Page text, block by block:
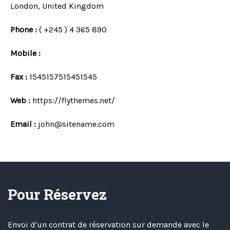
London, United Kingdom
Phone : ( +245 ) 4 365 890
Mobile :
Fax : 1545157515451545
Web : https://flythemes.net/
Email : john@sitename.com
Pour Réservez
Envoi d'un contrat de réservation sur demande avec le